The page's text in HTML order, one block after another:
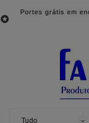

Portes grátis em